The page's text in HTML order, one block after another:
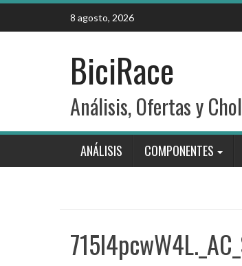
Skip
content
8 agosto, 2026
BiciRace
Análisis, Ofertas y
ANÁLISIS COMPONENTES